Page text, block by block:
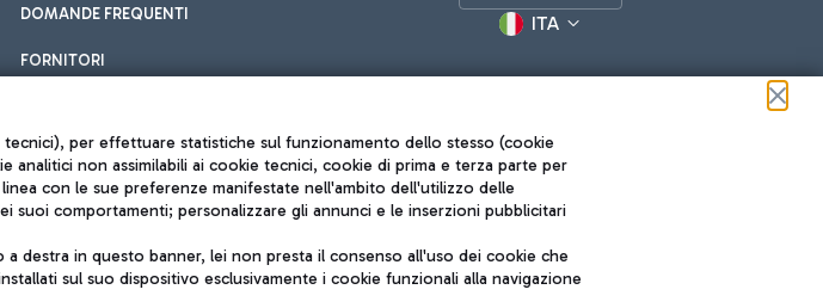
DOMANDE FREQUENTI
FORNITORI
ITA
sito
Roma FCO
L'aeroporto stellato
per effettuare statistiche sul funzionamento dello stesso (cookie
analitici non assimilabili ai cookie tecnici, cookie di prima e terza parte per
con le sue preferenze manifestate nell'ambito dell'utilizzo delle
comportamenti; personalizzare gli annunci e le inserzioni pubblicitari
a destra in questo banner, lei non presta il consenso all'uso dei cookie che
sul suo dispositivo esclusivamente i cookie funzionali alla navigazione